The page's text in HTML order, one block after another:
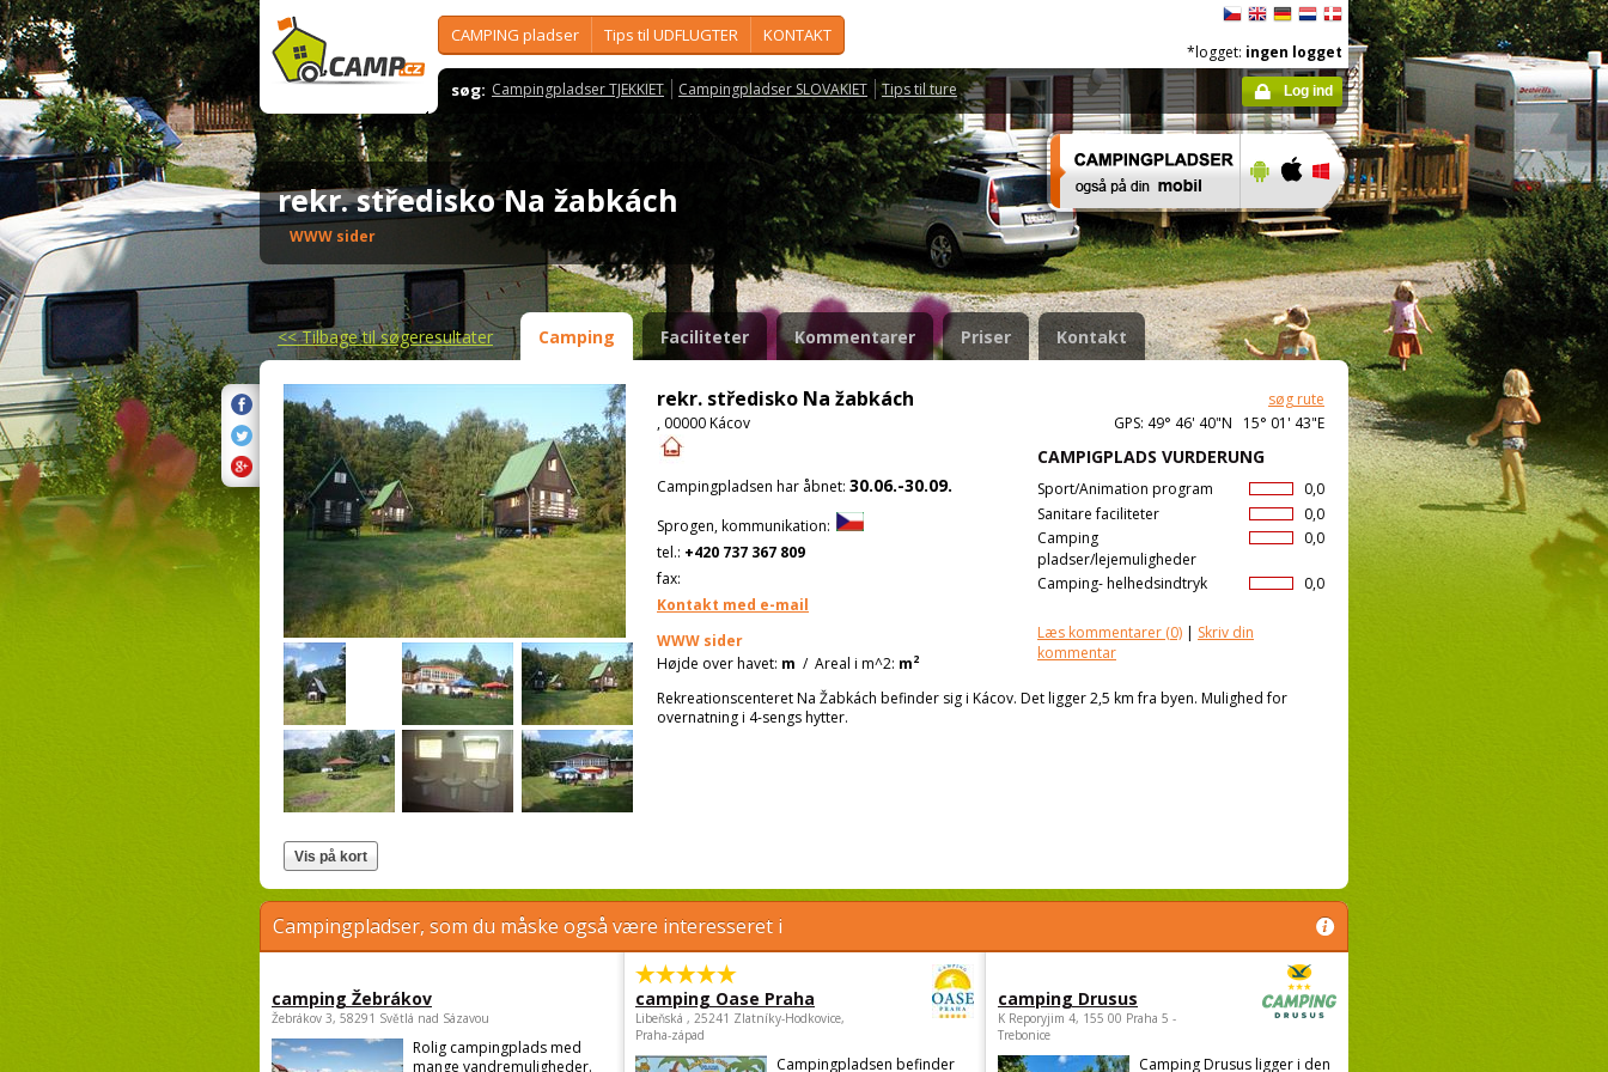
CAMPING pladser Tips til UDFLUGTER KONTAKT
søg: Campingpladser TJEKKIET Campingpladser SLOVAKIET Tips til ture
*logget: ingen logget
Log ind
rekr. středisko Na žabkách
WWW sider
<<Tilbage til søgeresultater Camping Faciliteter Kommentarer Priser Kontakt
rekr. středisko Na žabkách
søg rute
, 00000 Kácov
GPS: 49° 46' 40"N 15° 01' 43"E
CAMPIGPLADS VURDERUNG
0,0
Sport/Animation program
0,0
Sanitare faciliteter
0,0
Camping
pladser/lejemuligheder
0,0
Camping- helhedsindtryk
Læs kommentarer (0) | Skriv din
kommentar
Campingpladsen har åbnet: 30.06.-30.09.
Sprogen, kommunikation:
tel.: +420 737 367 809
fax:
Kontakt med e-mail
WWW sider
Højde over havet: m / Areal i m^2: m2
Rekreationscenteret Na Žabkách befinder sig i Kácov. Det ligger 2,5 km fra byen. Mulighed for
overnatning i 4-sengs hytter.
Campingpladser, som du måske også være interesseret i
camping Žebrákov
Žebrákov 3, 58291 Světlá nad Sázavou
Rolig campingplads med
mange vandremuligheder.
camping Oase Praha
Libeňská , 25241 Zlatníky-Hodkovice,
Praha-západ
Campingpladsen befinder
camping Drusus
K Reporyjim 4, 155 00 Praha 5 -
Trebonice
Camping Drusus ligger i den